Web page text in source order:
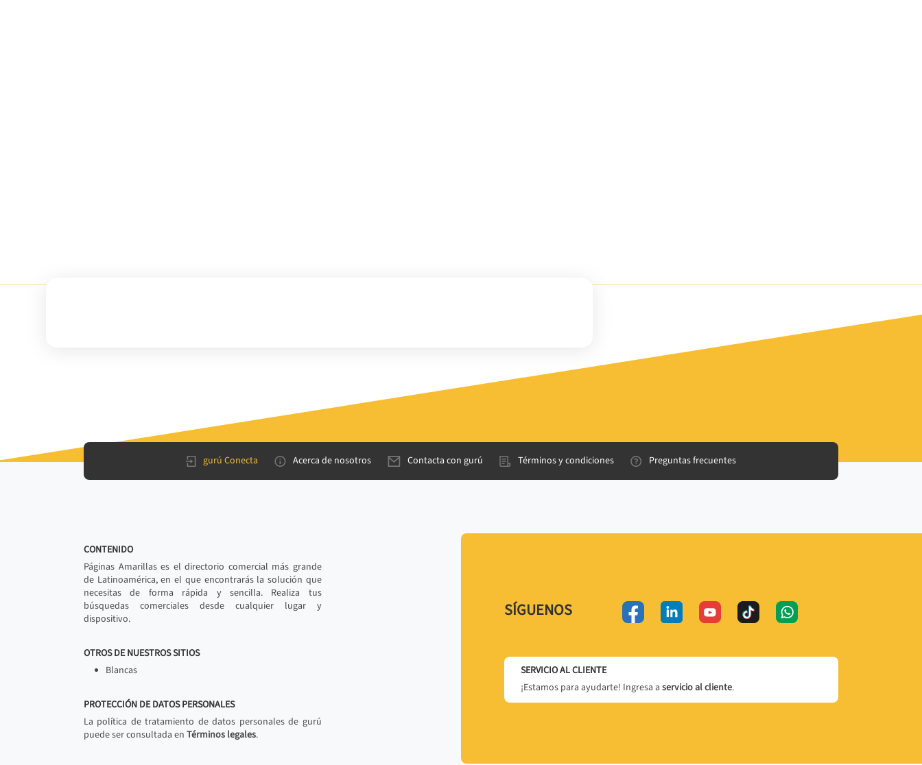
gurú Conecta Acerca de nosotros Contacta con gurú Términos y condiciones Preguntas frecuentes
CONTENIDO
Páginas Amarillas es el directorio comercial más grande
de Latinoamérica, en el que encontrarás la solución que
necesitas de forma rápida y sencilla. Realiza tus
búsquedas comerciales desde cualquier lugar y
dispositivo.
OTROS DE NUESTROS SITIOS
Blancas
PROTECCIÓN DE DATOS PERSONALES
La política de tratamiento de datos personales de gurú
puede ser consultada en Términos legales.
SÍGUENOS
SERVICIO AL CLIENTE
¡Estamos para ayudarte! Ingresa a servicio al cliente.